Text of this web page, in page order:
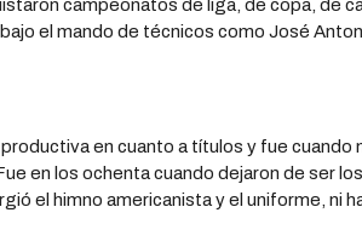
campeonatos de liga, de copa, de
el mando de técnicos como José
en cuanto a títulos y fue cuando
en los ochenta cuando dejaron de ser
el himno americanista y el uniforme, ni